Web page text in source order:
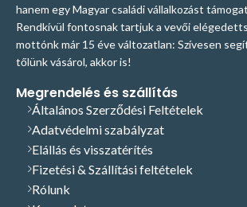
hanem egy Magyar családi vállalkozást
Rendkívül fontosnak tartjuk a vevői
mottónk már 15 éve változatlan: Szívesen
tőlünk vásárol, akkor is!
Megrendelés és szállítás
Általános Szerződési Feltételek
Adatvédelmi szabályzat
Elállás és visszatérítés
Fizetési & Szállítási feltételek
Rólunk